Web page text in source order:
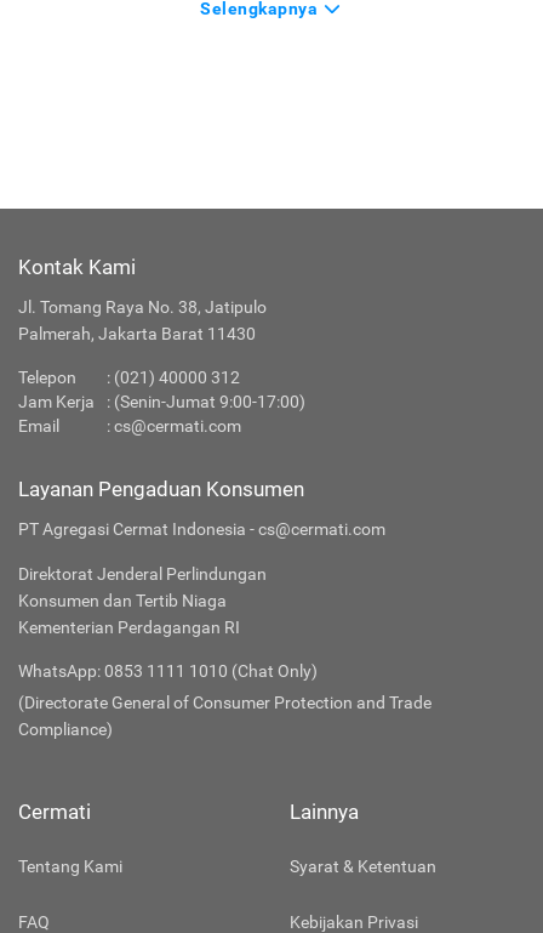
Selengkapnya
Kontak Kami
Jl. Tomang Raya No. 38, Jatipulo
Palmerah, Jakarta Barat 11430
Telepon : (021) 40000 312
Jam Kerja
: (Senin-Jumat 9:00-17:00)
Email
:cs@cermati.com
Layanan Pengaduan Konsumen
PT Agregasi Cermat Indonesia - cs@cermati.com
Direktorat Jenderal Perlindungan
Konsumen dan Tertib Niaga
Kementerian Perdagangan RI
WhatsApp: 0853 1111 1010 (Chat Only)
(Directorate General of Consumer Protection and Trade
Compliance)
Cermati
Tentang Kami
FAQ
Lainnya
Syarat & Ketentuan
Kebijakan Privasi